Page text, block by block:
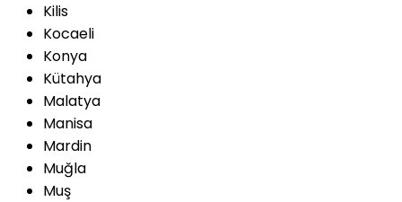
Kilis
Kocaeli
Konya
Kütahya
Malatya
Manisa
Mardin
Muğla
Muş